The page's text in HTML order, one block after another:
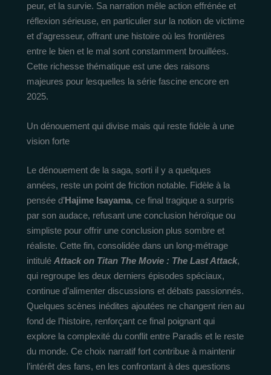
peur, et la survie. Sa narration mêle action effrénée et
réflexion sérieuse, en particulier sur la notion de victime
et d’agresseur, offrant une histoire où les frontières
entre le bien et le mal sont constamment brouillées.
Cette richesse thématique est une des raisons
majeures pour lesquelles la série fascine encore en
2025.
Un dénouement qui divise mais qui reste fidèle à une
vision forte
Le dénouement de la saga, sorti il y a quelques
années, reste un point de friction notable. Fidèle à la
pensée d’Hajime Isayama, ce final tragique a surpris
par son audace, refusant une conclusion héroïque ou
simpliste pour offrir une conclusion plus sombre et
réaliste. Cette fin, consolidée dans un long-métrage
intitulé Attack on Titan The Movie : The Last Attack,
qui regroupe les deux derniers épisodes spéciaux,
continue d’alimenter discussions et débats passionnés.
Quelques scènes inédites ajoutées ne changent rien au
fond de l’histoire, renforçant ce final poignant qui
explore la complexité du conflit entre Paradis et le reste
du monde. Ce choix narratif fort contribue à maintenir
l’intérêt des fans, en les confrontant à des questions